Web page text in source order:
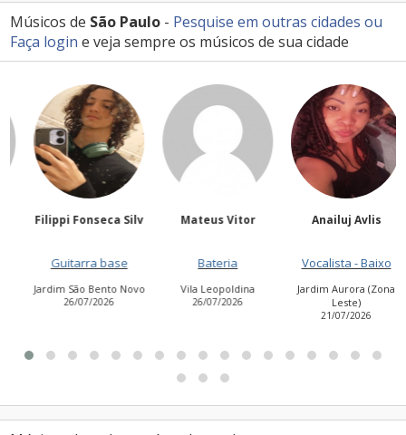
Músicos de São Paulo - Pesquise em outras cidades ou
Faça login e veja sempre os músicos de sua cidade
Filippi Fonseca Silv
Guitarra base
Jardim São Bento Novo
26/07/2026
Mateus Vitor
Bateria
Vila Leopoldina
26/07/2026
Anailuj Avlis
Vocalista - Baixo
Jardim Aurora (Zona
Leste)
21/07/2026